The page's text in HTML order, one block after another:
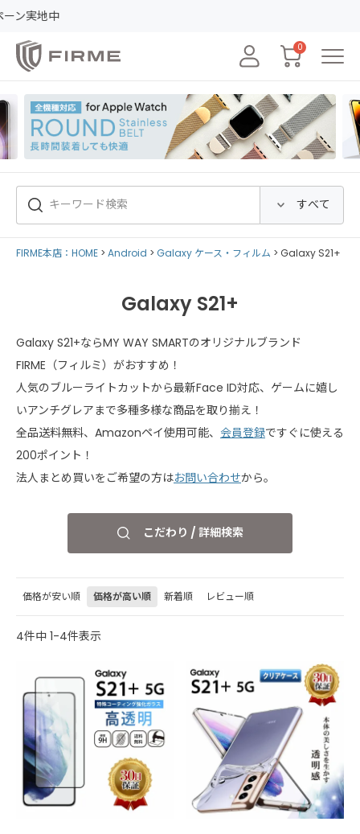
0
FIRME本店：HOME Android Galaxy ケース・フィルム Galaxy S21+
Galaxy S21+
Galaxy S21+ならMY WAY SMARTのオリジナルブランド
FIRME（フィルミ）がおすすめ！
人気のブルーライトカットから最新Face ID対応、ゲームに嬉し
いアンチグレアまで多種多様な商品を取り揃え！
全品送料無料、Amazonペイ使用可能、 会員登録ですぐに使える
200ポイント！
法人まとめ買いをご希望の方はお問い合わせから。
こだわり / 詳細検索
価格が安い順 価格が高い順 新着順 レビュー順
4件中 1-4件表示